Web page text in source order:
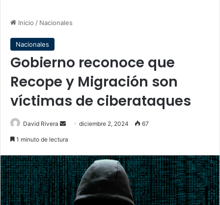
Inicio / Nacionales
Nacionales
Gobierno reconoce que
Recope y Migración son
víctimas de ciberataques
David Rivera
Senddiciembre 2, 2024 67
1 minuto de lectura